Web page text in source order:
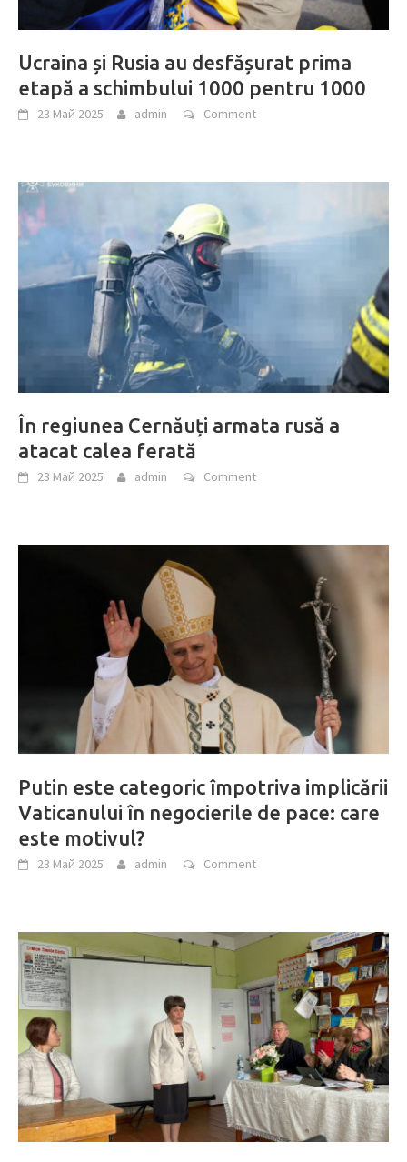
Ucraina și Rusia au desfășurat prima
etapă a schimbului 1000 pentru 1000
23 Май 2025 admin Comment
În regiunea Cernăuți armata rusă a
atacat calea ferată
23 Май 2025 admin Comment
Putin este categoric împotriva implicării
Vaticanului în negocierile de pace: care
este motivul?
23 Май 2025 admin Comment